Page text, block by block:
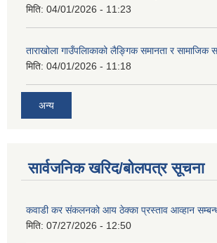
मिति: 04/01/2026 - 11:23
ताराखोला गाउँपलािकाको लैङ्गिक समानता र सामाजिक
मिति: 04/01/2026 - 11:18
अन्य
सार्वजनिक खरिद/बोलपत्र सूचना
कवाडी कर संकलनको आय ठेक्का प्रस्ताव आव्हान
मिति: 07/27/2026 - 12:50